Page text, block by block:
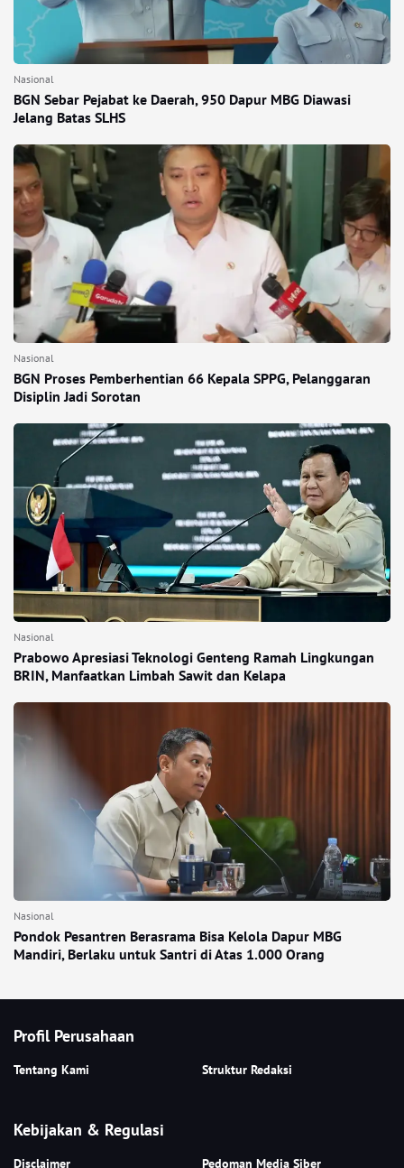
Nasional
BGN Sebar Pejabat ke Daerah, 950 Dapur MBG Diawasi
Jelang Batas SLHS
Nasional
BGN Proses Pemberhentian 66 Kepala SPPG, Pelanggaran
Disiplin Jadi Sorotan
Nasional
Prabowo Apresiasi Teknologi Genteng Ramah Lingkungan
BRIN, Manfaatkan Limbah Sawit dan Kelapa
Nasional
Pondok Pesantren Berasrama Bisa Kelola Dapur MBG
Mandiri, Berlaku untuk Santri di Atas 1.000 Orang
Profil Perusahaan
Tentang Kami Struktur Redaksi
Kebijakan & Regulasi
Disclaimer Pedoman Media Siber